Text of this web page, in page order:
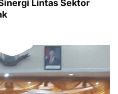
Lintas Sektor